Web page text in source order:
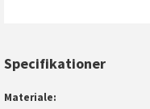
Specifikationer
Materiale